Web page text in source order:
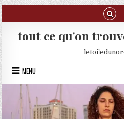
Skip to content
tout ce qu'on
MENU